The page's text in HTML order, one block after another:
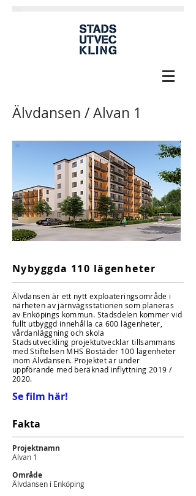
Älvdansen / Alvan 1
Nybyggda 110 lägenheter
Älvdansen är ett nytt exploateringsområde i
närheten av järnvägsstationen som planeras
av Enköpings kommun. Stadsdelen kommer vid
fullt utbyggd innehålla ca 600 lägenheter,
vårdanläggning och skola
Stadsutveckling projektutvecklar tillsammans
med Stiftelsen MHS Bostäder 100 lägenheter
inom Älvdansen. Projektet är under
uppförande med beräknad inflyttning 2019 /
2020.
Se film här!
Fakta
Projektnamn
Alvan 1
Område
Älvdansen i Enköping